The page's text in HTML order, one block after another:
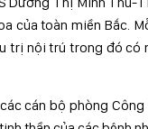
của toàn miền Bắc.
trị nội trú trong đó
cán bộ phòng